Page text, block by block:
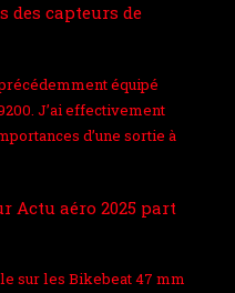
des capteurs de
équipé
J’ai effectivement
d’une sortie à
Actu aéro 2025 part
sur les Bikebeat 47 mm